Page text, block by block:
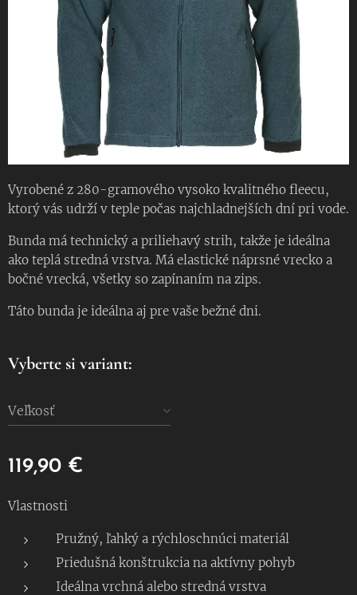
Vyrobené z 280-gramového vysoko kvalitného fleecu,
ktorý vás udrží v teple počas najchladnejších dní pri vode.
Bunda má technický a priliehavý strih, takže je ideálna
ako teplá stredná vrstva. Má elastické náprsné vrecko a
bočné vrecká, všetky so zapínaním na zips.
Táto bunda je ideálna aj pre vaše bežné dni.
Vyberte si variant:
Veľkosť
119,90 €
Vlastnosti
Pružný, ľahký a rýchloschnúci materiál
Priedušná konštrukcia na aktívny pohyb
Ideálna vrchná alebo stredná vrstva